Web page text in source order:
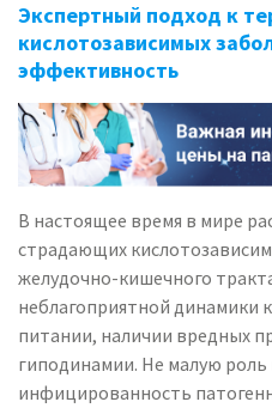
Экспертный подход к
кислотозависимых
эффективность
В настоящее время в мире
страдающих
желудочно-кишечного
неблагоприятной динамики
питании, наличии вредных
гиподинамии. Не малую
инфицированность